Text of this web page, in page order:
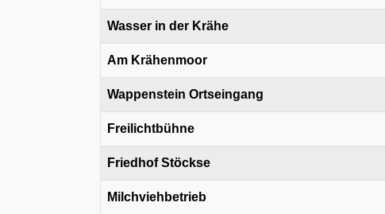
Wasser in der Krähe
Am Krähenmoor
Wappenstein Ortseingang
Freilichtbühne
Friedhof Stöckse
Milchviehbetrieb